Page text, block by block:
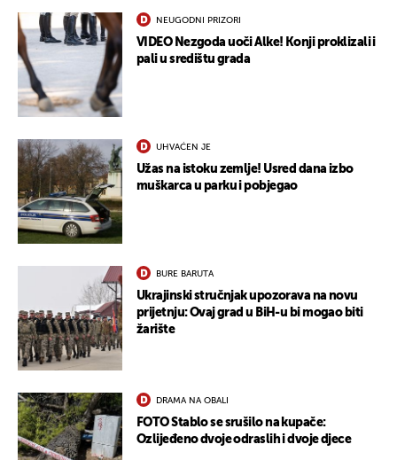
NEUGODNI PRIZORI
VIDEO Nezgoda uoči Alke! Konji proklizali i
pali u središtu grada
UHVAĆEN JE
Užas na istoku zemlje! Usred dana izbo
muškarca u parku i pobjegao
BURE BARUTA
Ukrajinski stručnjak upozorava na novu
prijetnju: Ovaj grad u BiH-u bi mogao biti
žarište
DRAMA NA OBALI
FOTO Stablo se srušilo na kupače:
Ozlijeđeno dvoje odraslih i dvoje djece